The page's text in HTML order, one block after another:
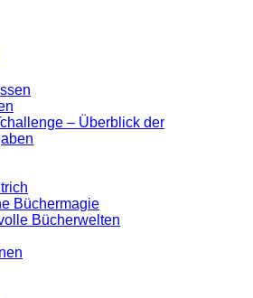
– Überblick der
Büchermagie
Bücherwelten